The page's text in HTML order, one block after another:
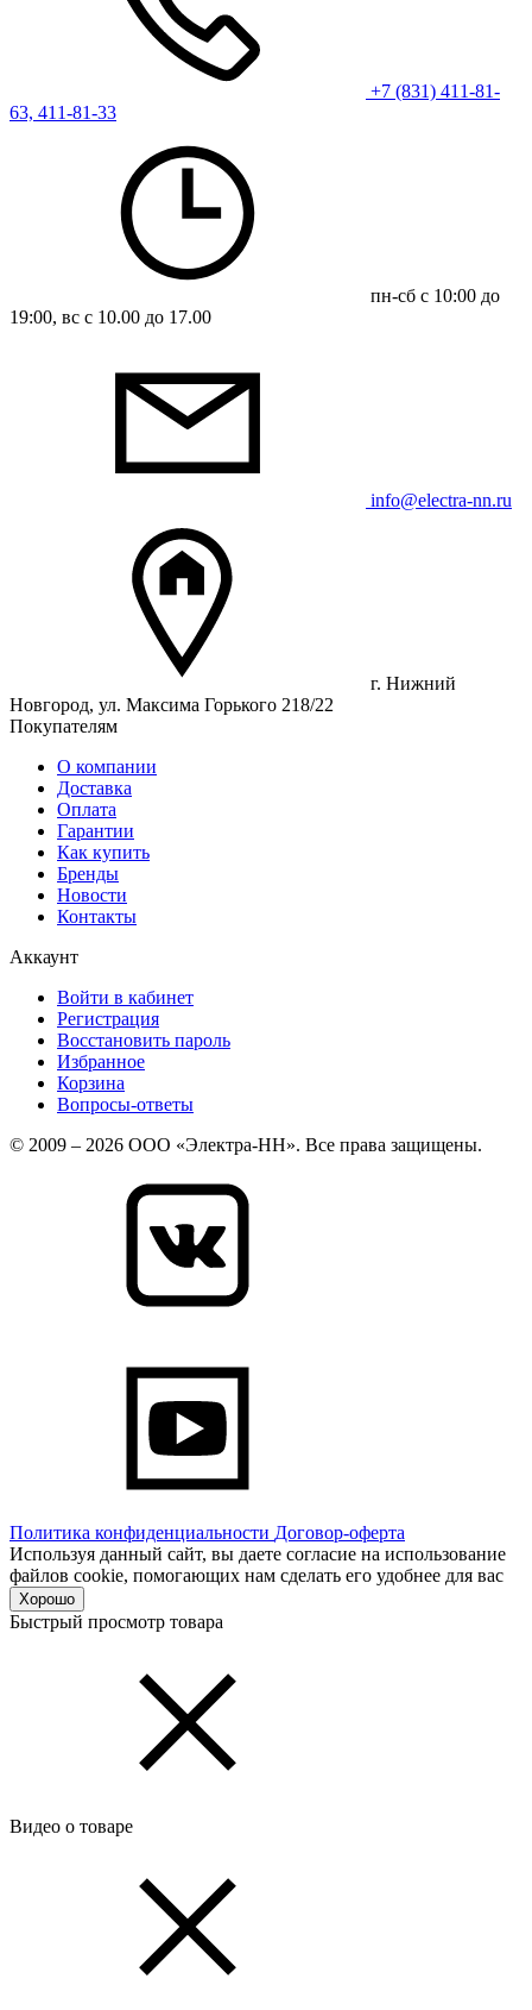
+7 (831) 411-81-
63, 411-81-33
пн-сб с 10:00 до
19:00, вс с 10.00 до 17.00
info@electra-nn.ru
г. Нижний
Новгород, ул. Максима Горького 218/22
Покупателям
О компании
Доставка
Оплата
Гарантии
Как купить
Бренды
Новости
Контакты
Аккаунт
Войти в кабинет
Регистрация
Восстановить пароль
Избранное
Корзина
Вопросы-ответы
© 2009 – 2026 ООО «Электра-НН». Все права защищены.
Политика конфиденциальности Договор-оферта
Используя данный сайт, вы даете согласие на использование
файлов cookie, помогающих нам сделать его удобнее для вас
Хорошо
Быстрый просмотр товара
Видео о товаре